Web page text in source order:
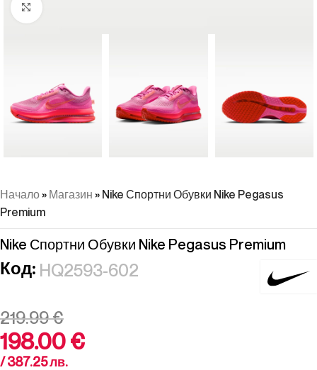
Натиснете, за да увеличите
Начало » Магазин » Nike Спортни Обувки Nike Pegasus
Premium
Nike Спортни Обувки Nike Pegasus Premium
Код: HQ2593-602
219.99€
198.00€
/ 387.25 лв.